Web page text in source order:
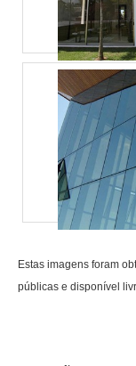
Estas imagens foram
públicas e disponível